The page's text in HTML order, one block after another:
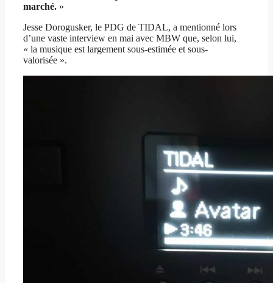
marché. »
Jesse Dorogusker, le PDG de TIDAL, a mentionné lors
d’une vaste interview en mai avec MBW que, selon lui,
« la musique est largement sous-estimée et sous-
valorisée ».